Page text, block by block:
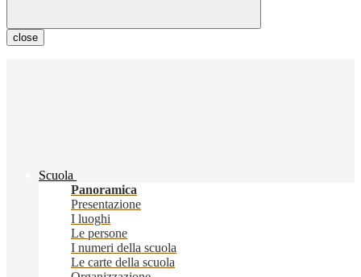
close
Scuola
Panoramica
Presentazione
I luoghi
Le persone
I numeri della scuola
Le carte della scuola